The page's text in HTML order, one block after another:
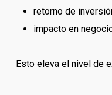
retorno de
impacto en
Esto eleva el nivel de